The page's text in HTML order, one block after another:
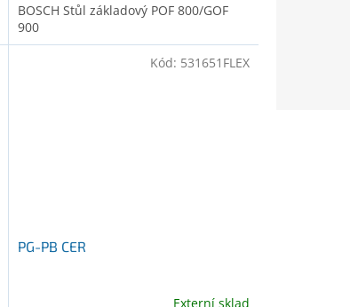
BOSCH Stůl základový POF 800/GOF
900
PG-PB CER
Externí sklad
Kód: 531651FLEX